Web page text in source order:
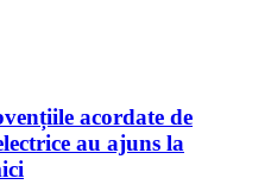
acordate de
au ajuns la